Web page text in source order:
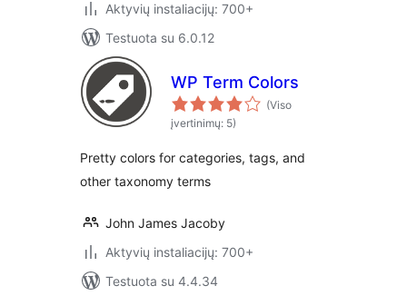
Aktyvių instaliacijų: 700+
Testuota su 6.0.12
WP Term Colors
(Viso
įvertinimų: 5)
Pretty colors for categories, tags, and
other taxonomy terms
John James Jacoby
Aktyvių instaliacijų: 700+
Testuota su 4.4.34